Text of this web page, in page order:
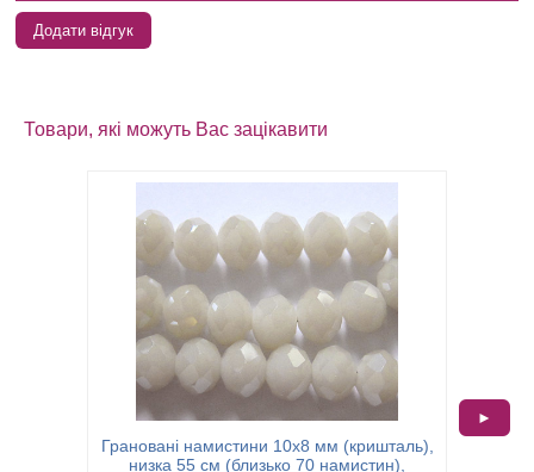
Додати відгук
Товари, які можуть Вас зацікавити
Грановані намистини 10х8 мм (кришталь),
низка 55 см (близько 70 намистин),
►